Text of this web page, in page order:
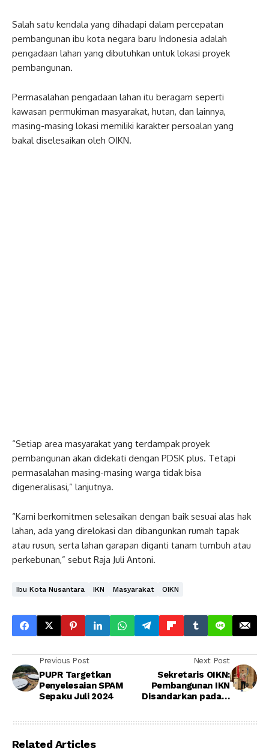
Salah satu kendala yang dihadapi dalam percepatan
pembangunan ibu kota negara baru Indonesia adalah
pengadaan lahan yang dibutuhkan untuk lokasi proyek
pembangunan.
Permasalahan pengadaan lahan itu beragam seperti
kawasan permukiman masyarakat, hutan, dan lainnya,
masing-masing lokasi memiliki karakter persoalan yang
bakal diselesaikan oleh OIKN.
“Setiap area masyarakat yang terdampak proyek
pembangunan akan didekati dengan PDSK plus. Tetapi
permasalahan masing-masing warga tidak bisa
digeneralisasi,” lanjutnya.
“Kami berkomitmen selesaikan dengan baik sesuai alas hak
lahan, ada yang direlokasi dan dibangunkan rumah tapak
atau rusun, serta lahan garapan diganti tanam tumbuh atau
perkebunan,” sebut Raja Juli Antoni.
Ibu Kota Nusantara IKN Masyarakat OIKN
Previous Post
PUPR Targetkan
Penyelesaian SPAM
Sepaku Juli 2024
Next Post
Sekretaris OIKN:
Pembangunan IKN
Disandarkan pada 4
Related Articles